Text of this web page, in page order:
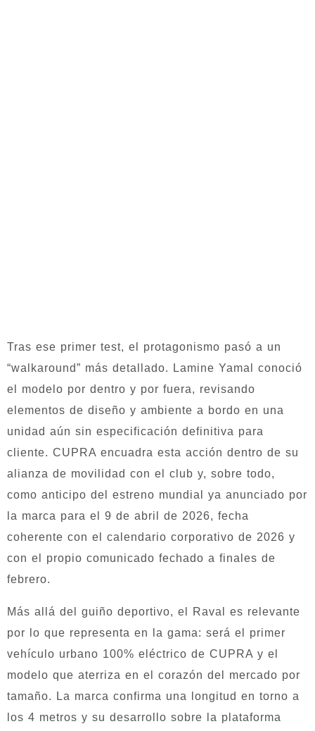
Tras ese primer test, el protagonismo pasó a un
“walkaround” más detallado. Lamine Yamal conoció
el modelo por dentro y por fuera, revisando
elementos de diseño y ambiente a bordo en una
unidad aún sin especificación definitiva para
cliente. CUPRA encuadra esta acción dentro de su
alianza de movilidad con el club y, sobre todo,
como anticipo del estreno mundial ya anunciado por
la marca para el 9 de abril de 2026, fecha
coherente con el calendario corporativo de 2026 y
con el propio comunicado fechado a finales de
febrero.
Más allá del guiño deportivo, el Raval es relevante
por lo que representa en la gama: será el primer
vehículo urbano 100% eléctrico de CUPRA y el
modelo que aterriza en el corazón del mercado por
tamaño. La marca confirma una longitud en torno a
los 4 metros y su desarrollo sobre la plataforma